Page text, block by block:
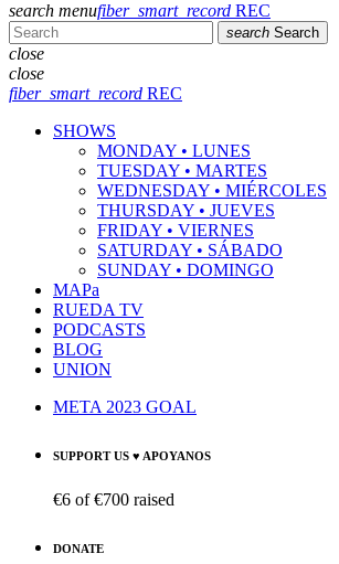
search menufiber_smart_record REC
search Search
close
close
fiber_smart_record REC
SHOWS
MONDAY • LUNES
TUESDAY • MARTES
WEDNESDAY • MIÉRCOLES
THURSDAY • JUEVES
FRIDAY • VIERNES
SATURDAY • SÁBADO
SUNDAY • DOMINGO
MAPa
RUEDA TV
PODCASTS
BLOG
UNION
META 2023 GOAL
SUPPORT US ♥ APOYANOS
€6 of€700 raised
DONATE